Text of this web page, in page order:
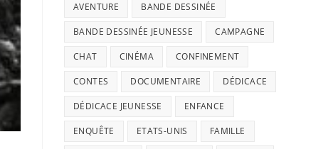
AVENTURE BANDE DESSINÉE
BANDE DESSINÉE JEUNESSE CAMPAGNE
CHAT CINÉMA CONFINEMENT
CONTES DOCUMENTAIRE DÉDICACE
DÉDICACE JEUNESSE ENFANCE
ENQUÊTE ETATS-UNIS FAMILLE